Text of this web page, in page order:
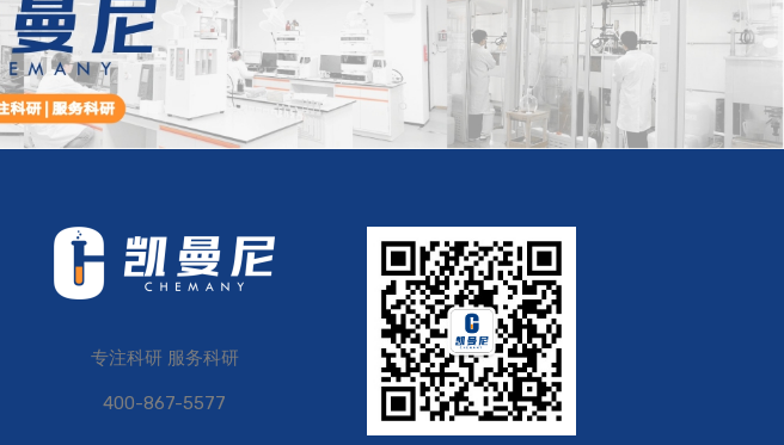
专注科研 服务科研
400-867-5577